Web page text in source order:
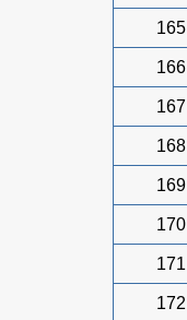
165
166
167
168
169
170
171
172